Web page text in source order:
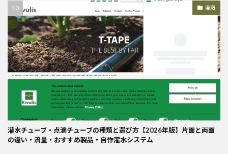
灌漑
灌水チューブ・点滴チューブの種類と選び方【2026年版】片面と両面
の違い・流量・おすすめ製品・自作灌水システム